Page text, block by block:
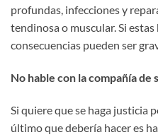
profundas, infecciones y
tendinosa o muscular. Si
consecuencias pueden ser
No hable con la compañía de
Si quiere que se haga justicia
último que debería hacer es